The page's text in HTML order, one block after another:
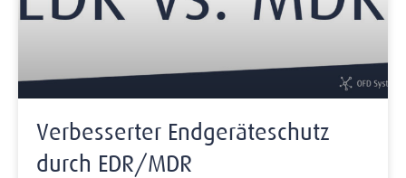
Verbesserter Endgeräteschutz
durch EDR/MDR